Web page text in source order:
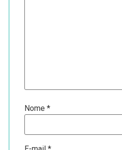
Nome*